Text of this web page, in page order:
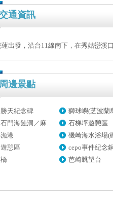
通資訊
蓮出發，沿台11線南下，在秀姑巒溪
周邊景點
天紀念碑 獅球嶼(芝波蘭
門海蝕洞／麻...
石梯坪遊憩區
港
磯崎海水浴場(
憩區
cepo事件紀念
芭崎眺望台